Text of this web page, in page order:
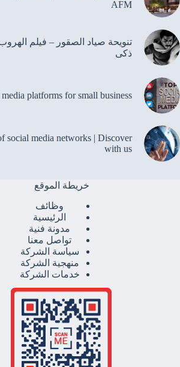
AFM
تنويحة صياد الصقور – فيلم
ذكى
platforms for small business
social media networks | Discover
with us
خريطة الموقع
وظائف
الرئيسية
مدونة فنية
تواصل معنا
سياسة الشركة
منهجية الشركة
خدمات الشركة